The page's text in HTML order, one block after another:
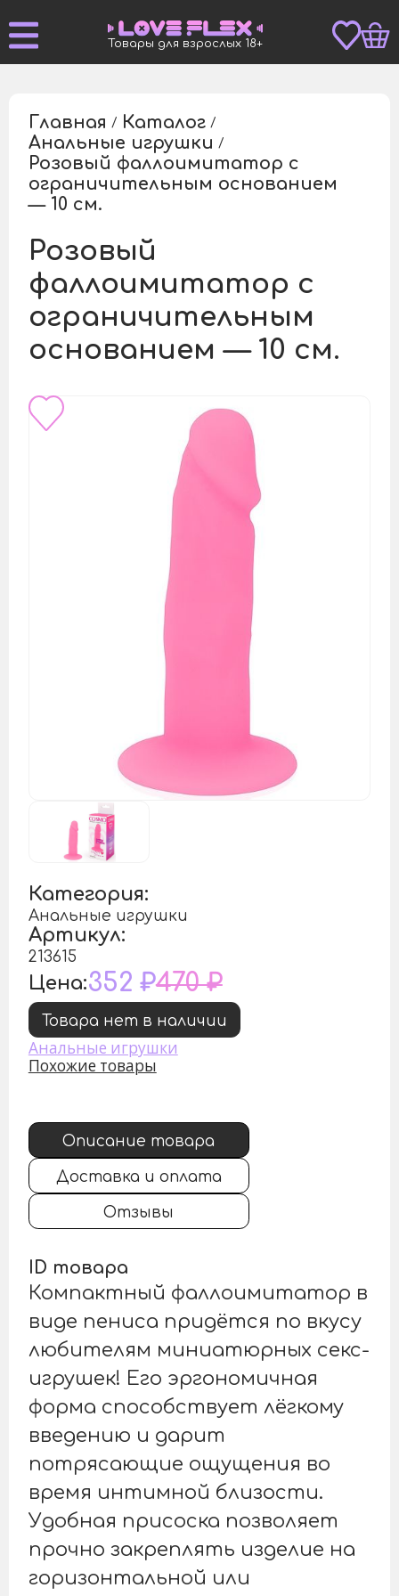
Товары для взрослых 18+
Главная / Каталог /
Анальные игрушки /
Розовый фаллоимитатор с
ограничительным основанием
— 10 см.
Розовый
фаллоимитатор с
ограничительным
основанием — 10 см.
Категория:
Анальные игрушки
Артикул:
213615
Цена:352 ₽470 ₽
Товара нет в наличии
Анальные игрушки
Похожие товары
Описание товара
Доставка и оплата
Отзывы
ID товара
Компактный фаллоимитатор в
виде пениса придётся по вкусу
любителям миниатюрных секс-
игрушек! Его эргономичная
форма способствует лёгкому
введению и дарит
потрясающие ощущения во
время интимной близости.
Удобная присоска позволяет
прочно закреплять изделие на
горизонтальной или